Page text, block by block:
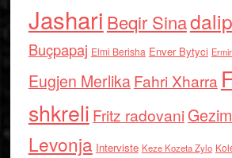
Jashari Beqir Sina
Buçpapaj Elmi Berisha Enver Bytyci
Eugjen MerlikaFahri Xharra
shkreli Fritz radovani
Levonja Interviste Keze Kozeta Zylo